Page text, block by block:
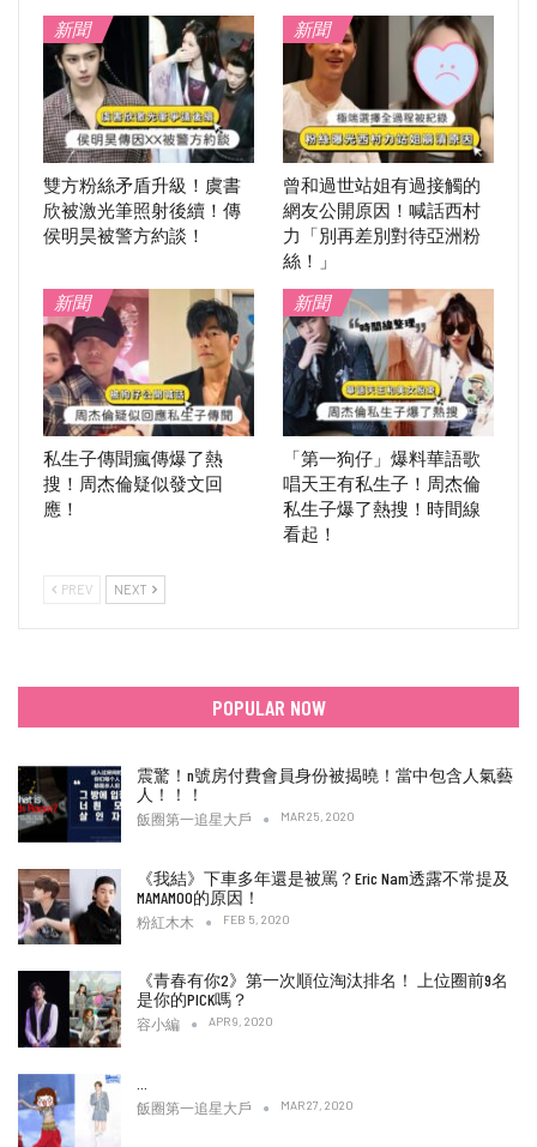
新聞
雙方粉絲矛盾升級！虞書
欣被激光筆照射後續！傳
侯明昊被警方約談！
新聞
曾和過世站姐有過接觸的
網友公開原因！喊話西村
力「別再差別對待亞洲粉
絲！」
新聞
私生子傳聞瘋傳爆了熱
搜！周杰倫疑似發文回
應！
新聞
「第一狗仔」爆料華語歌
唱天王有私生子！周杰倫
私生子爆了熱搜！時間線
看起！
PREV NEXT
POPULAR NOW
震驚！n號房付費會員身份被揭曉！當中包含人氣藝
人！！！
飯圈第一追星大戶 MAR 25, 2020
《我結》下車多年還是被罵？Eric Nam透露不常提及
MAMAMOO的原因！
粉紅木木 FEB 5, 2020
《青春有你2》第一次順位淘汰排名！ 上位圈前9名
是你的PICK嗎？
容小編 APR 9, 2020
飯圈第一追星大戶 MAR 27, 2020